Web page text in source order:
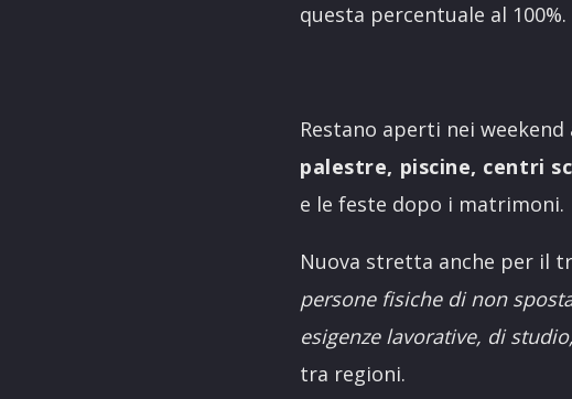
questa percentuale al 100%.
Restano aperti nei
palestre, piscine, centri
e le feste dopo i matrimoni.
Nuova stretta anche per il
persone fisiche di non
esigenze lavorative, di
tra regioni.